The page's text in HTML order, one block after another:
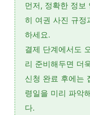
먼저, 정확한 정보
히 여권 사진 규정
하세요.
결제 단계에서도
리 준비해두면 더
신청 완료 후에는
령일을 미리 파악
다.